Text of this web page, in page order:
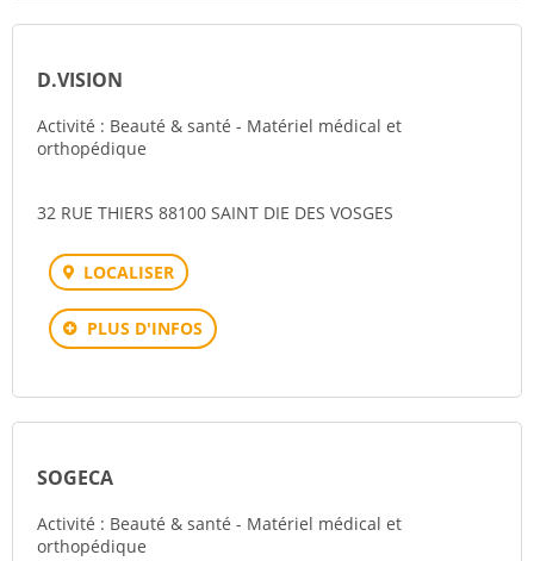
D.VISION
Activité : Beauté & santé - Matériel médical et
orthopédique
32 RUE THIERS 88100 SAINT DIE DES VOSGES
LOCALISER
PLUS D'INFOS
SOGECA
Activité : Beauté & santé - Matériel médical et
orthopédique